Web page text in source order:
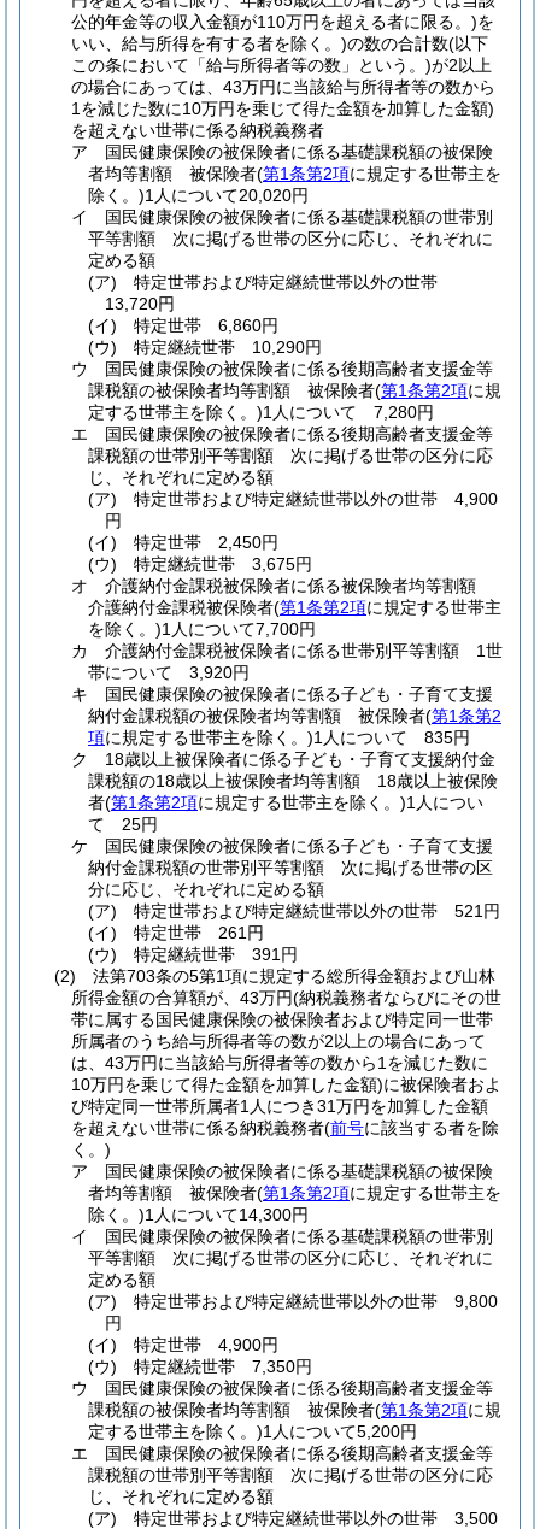
公的年金等の収入金額が110万円を超える者に限る。)を
いい、給与所得を有する者を除く。)の数の合計数(以下
この条において「給与所得者等の数」という。)が2以上
の場合にあっては、43万円に当該給与所得者等の数から
1を減じた数に10万円を乗じて得た金額を加算した金額)
を超えない世帯に係る納税義務者
ア
国民健康保険の被保険者に係る基礎課税額の被保険
者均等割額 被保険者(第1条第2項に規定する世帯主を
除く。)1人について20,020円
イ
国民健康保険の被保険者に係る基礎課税額の世帯別
平等割額 次に掲げる世帯の区分に応じ、それぞれに
定める額
(ア)
特定世帯および特定継続世帯以外の世帯
13,720円
(イ)
特定世帯 6,860円
(ウ)
特定継続世帯 10,290円
ウ
国民健康保険の被保険者に係る後期高齢者支援金等
課税額の被保険者均等割額 被保険者(第1条第2項に規
定する世帯主を除く。)1人について 7,280円
エ
国民健康保険の被保険者に係る後期高齢者支援金等
課税額の世帯別平等割額 次に掲げる世帯の区分に応
じ、それぞれに定める額
(ア)
特定世帯および特定継続世帯以外の世帯 4,900
円
(イ)
特定世帯 2,450円
(ウ)
特定継続世帯 3,675円
オ
介護納付金課税被保険者に係る被保険者均等割額
介護納付金課税被保険者(第1条第2項に規定する世帯主
を除く。)1人について7,700円
カ
介護納付金課税被保険者に係る世帯別平等割額 1世
帯について 3,920円
キ
国民健康保険の被保険者に係る子ども・子育て支援
納付金課税額の被保険者均等割額 被保険者(第1条第2
項に規定する世帯主を除く。)1人について 835円
ク
18歳以上被保険者に係る子ども・子育て支援納付金
課税額の18歳以上被保険者均等割額 18歳以上被保険
者(第1条第2項に規定する世帯主を除く。)1人につい
て 25円
ケ
国民健康保険の被保険者に係る子ども・子育て支援
納付金課税額の世帯別平等割額 次に掲げる世帯の区
分に応じ、それぞれに定める額
(ア)
特定世帯および特定継続世帯以外の世帯 521円
(イ)
特定世帯 261円
(ウ)
特定継続世帯 391円
(2)
法第703条の5第1項に規定する総所得金額および山林
所得金額の合算額が、43万円(納税義務者ならびにその世
帯に属する国民健康保険の被保険者および特定同一世帯
所属者のうち給与所得者等の数が2以上の場合にあって
は、43万円に当該給与所得者等の数から1を減じた数に
10万円を乗じて得た金額を加算した金額)に被保険者およ
び特定同一世帯所属者1人につき31万円を加算した金額
を超えない世帯に係る納税義務者(前号に該当する者を除
く。)
ア
国民健康保険の被保険者に係る基礎課税額の被保険
者均等割額 被保険者(第1条第2項に規定する世帯主を
除く。)1人について14,300円
イ
国民健康保険の被保険者に係る基礎課税額の世帯別
平等割額 次に掲げる世帯の区分に応じ、それぞれに
定める額
(ア)
特定世帯および特定継続世帯以外の世帯 9,800
円
(イ)
特定世帯 4,900円
(ウ)
特定継続世帯 7,350円
ウ
国民健康保険の被保険者に係る後期高齢者支援金等
課税額の被保険者均等割額 被保険者(第1条第2項に規
定する世帯主を除く。)1人について5,200円
エ
国民健康保険の被保険者に係る後期高齢者支援金等
課税額の世帯別平等割額 次に掲げる世帯の区分に応
じ、それぞれに定める額
(ア)
特定世帯および特定継続世帯以外の世帯 3,500